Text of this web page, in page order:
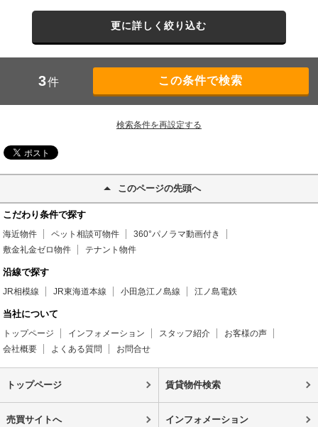
更に詳しく絞り込む
3件
検索条件を再設定する
このページの先頭へ
こだわり条件で探す
海近物件 ペット相談可物件
360°パノラマ動画付き
敷金礼金ゼロ物件
テナント物件
沿線で探す
JR相模線 JR東海道本線 小田急江ノ島線 江ノ島電鉄
当社について
トップページ インフォメーション スタッフ紹介
お客様の声
会社概要
よくある質問 お問合せ
トップページ 賃貸物件検索
売買サイトへ インフォメーション